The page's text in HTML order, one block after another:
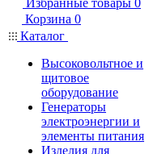
Избранные товары 0
Корзина 0
Каталог
Высоковольтное и
щитовое
оборудование
Генераторы
электроэнергии и
элементы питания
Изделия для